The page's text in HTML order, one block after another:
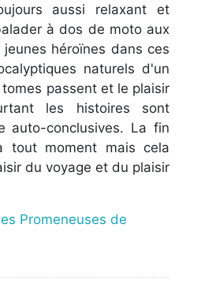
aussi relaxant et
à dos de moto aux
héroïnes dans ces
naturels d'un
passent et le plaisir
les histoires sont
auto-conclusives. La fin
tout moment mais cela
du voyage et du plaisir
Promeneuses de